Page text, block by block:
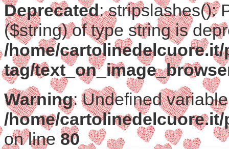
Deprecated: stripslashes():
($string) of type string is
/home/
tag/
Warning: Undefined
/home/
on line 80